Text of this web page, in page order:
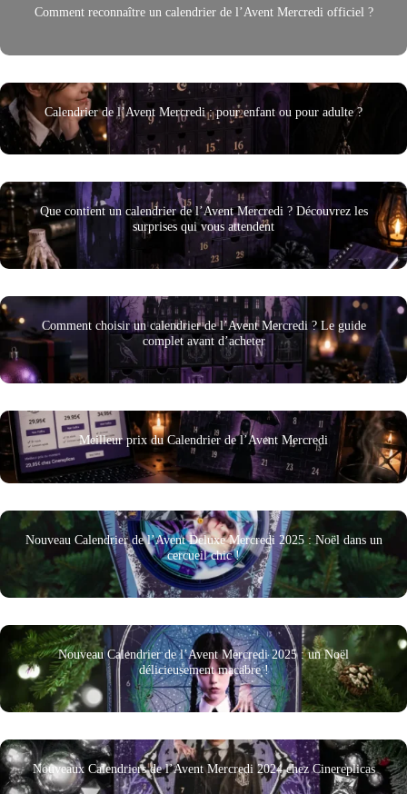
Comment reconnaître un calendrier de l’Avent Mercredi officiel ?
Calendrier de l’Avent Mercredi : pour enfant ou pour adulte ?
Que contient un calendrier de l’Avent Mercredi ? Découvrez les
surprises qui vous attendent
Comment choisir un calendrier de l’Avent Mercredi ? Le guide
complet avant d’acheter
Meilleur prix du Calendrier de l’Avent Mercredi
Nouveau Calendrier de l’Avent Deluxe Mercredi 2025 : Noël dans un
cercueil chic !
Nouveau Calendrier de l’Avent Mercredi 2025 : un Noël
délicieusement macabre !
Nouveaux Calendriers de l’Avent Mercredi 2024 chez Cinereplicas